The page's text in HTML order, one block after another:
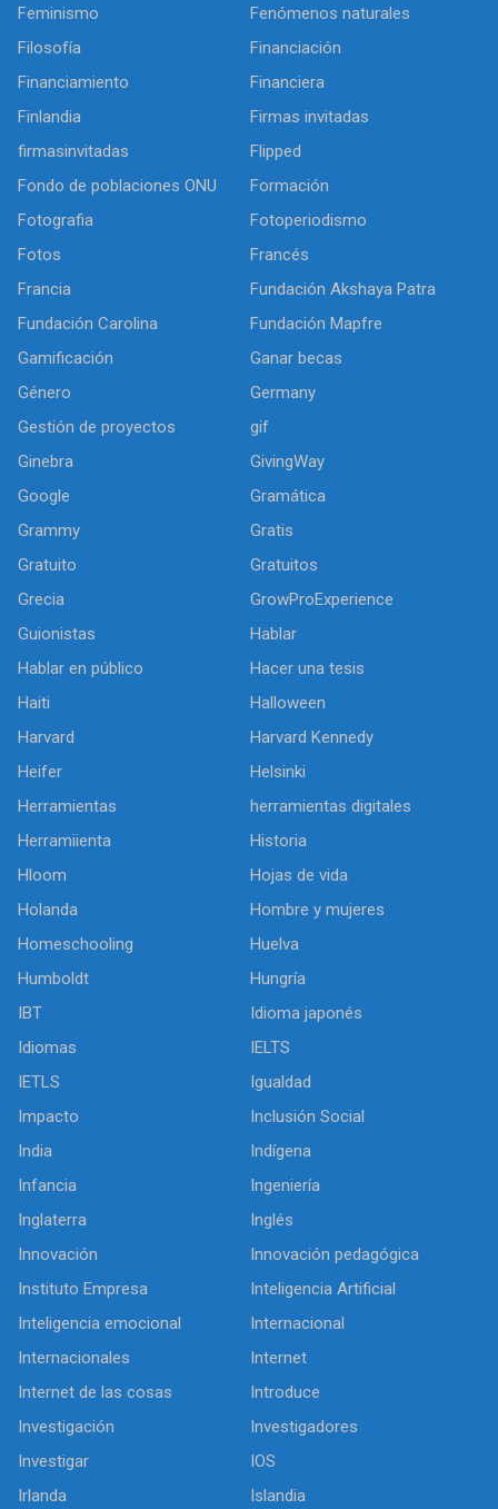
Feminismo
Fenómenos naturales
Filosofía
Financiación
Financiamiento
Financiera
Finlandia
Firmas invitadas
firmasinvitadas
Flipped
Fondo de poblaciones ONU
Formación
Fotografia
Fotoperiodismo
Fotos
Francés
Francia
Fundación Akshaya Patra
Fundación Carolina
Fundación Mapfre
Gamificación
Ganar becas
Género
Germany
Gestión de proyectos
gif
Ginebra
GivingWay
Google
Gramática
Grammy
Gratis
Gratuito
Gratuitos
Grecia
GrowProExperience
Guionistas
Hablar
Hablar en público
Hacer una tesis
Haiti
Halloween
Harvard
Harvard Kennedy
Heifer
Helsinki
Herramientas
herramientas digitales
Herramiienta
Historia
Hloom
Hojas de vida
Holanda
Hombre y mujeres
Homeschooling
Huelva
Humboldt
Hungría
IBT
Idioma japonés
Idiomas
IELTS
IETLS
Igualdad
Impacto
Inclusión Social
India
Indígena
Infancia
Ingeniería
Inglaterra
Inglés
Innovación
Innovación pedagógica
Instituto Empresa
Inteligencia Artificial
Inteligencia emocional
Internacional
Internacionales
Internet
Internet de las cosas
Introduce
Investigación
Investigadores
Investigar
IOS
Irlanda
Islandia